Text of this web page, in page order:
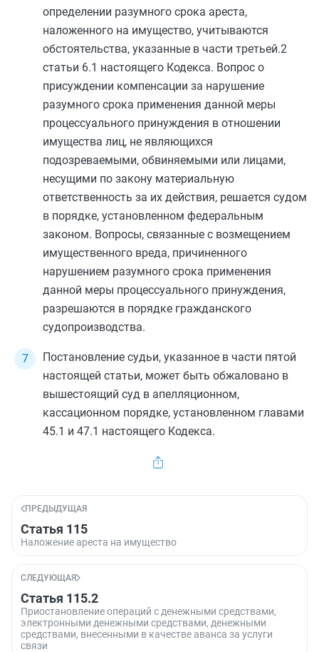
определении разумного срока ареста,
наложенного на имущество, учитываются
обстоятельства, указанные в части третьей.2
статьи 6.1 настоящего Кодекса. Вопрос о
присуждении компенсации за нарушение
разумного срока применения данной меры
процессуального принуждения в отношении
имущества лиц, не являющихся
подозреваемыми, обвиняемыми или лицами,
несущими по закону материальную
ответственность за их действия, решается судом
в порядке, установленном федеральным
законом. Вопросы, связанные с возмещением
имущественного вреда, причиненного
нарушением разумного срока применения
данной меры процессуального принуждения,
разрешаются в порядке гражданского
судопроизводства.
Постановление судьи, указанное в части пятой
настоящей статьи, может быть обжаловано в
вышестоящий суд в апелляционном,
кассационном порядке, установленном главами
45.1 и 47.1 настоящего Кодекса.
ПРЕДЫДУЩАЯ
Статья 115
Наложение ареста на имущество
СЛЕДУЮЩАЯ
Статья 115.2
Приостановление операций с денежными средствами,
электронными денежными средствами, денежными
средствами, внесенными в качестве аванса за услуги
связи